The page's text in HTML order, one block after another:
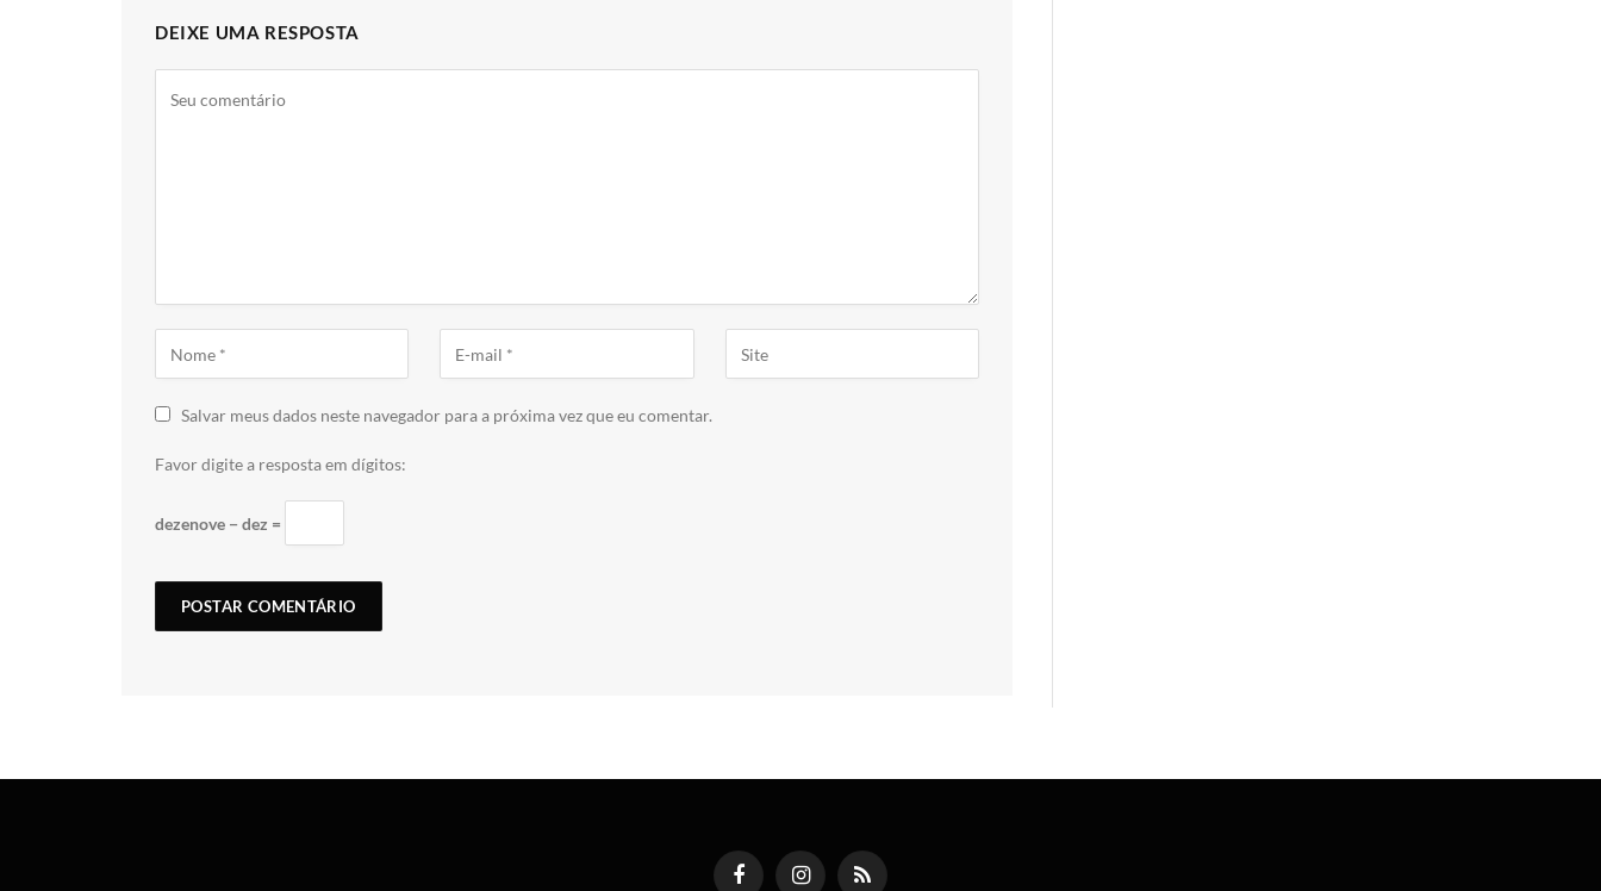
DEIXE UMA RESPOSTA
Salvar meus dados neste navegador para a próxima vez que eu comentar.
Favor digite a resposta em dígitos:
dezenove − dez =
FacebookInstagramRSS